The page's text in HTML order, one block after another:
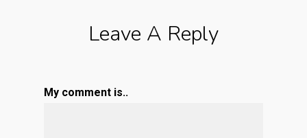
Leave A Reply
My comment is..